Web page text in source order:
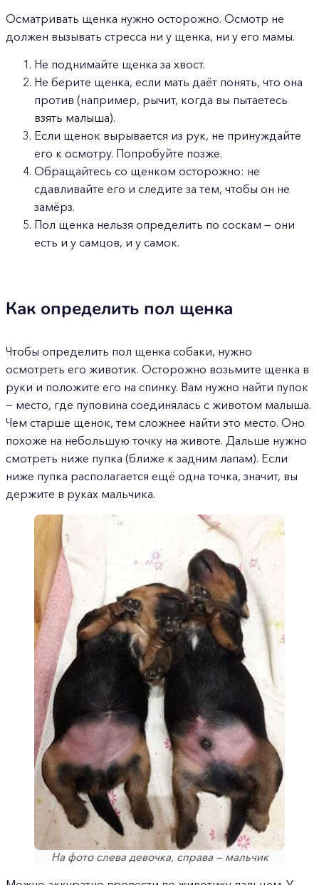
Осматривать щенка нужно осторожно. Осмотр не
должен вызывать стресса ни у щенка, ни у его мамы.
Не поднимайте щенка за хвост.
Не берите щенка, если мать даёт понять, что она
против (например, рычит, когда вы пытаетесь
взять малыша).
Если щенок вырывается из рук, не принуждайте
его к осмотру. Попробуйте позже.
Обращайтесь со щенком осторожно: не
сдавливайте его и следите за тем, чтобы он не
замёрз.
Пол щенка нельзя определить по соскам — они
есть и у самцов, и у самок.
Как определить пол щенка
Чтобы определить пол щенка собаки, нужно
осмотреть его животик. Осторожно возьмите щенка в
руки и положите его на спинку. Вам нужно найти пупок
— место, где пуповина соединялась с животом малыша.
Чем старше щенок, тем сложнее найти это место. Оно
похоже на небольшую точку на животе. Дальше нужно
смотреть ниже пупка (ближе к задним лапам). Если
ниже пупка располагается ещё одна точка, значит, вы
держите в руках мальчика.
На фото слева девочка, справа — мальчик